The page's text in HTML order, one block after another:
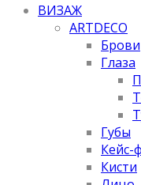
ВИЗАЖ
ARTDECO
Брови
Глаза
Губы
Кейс-
Кисти